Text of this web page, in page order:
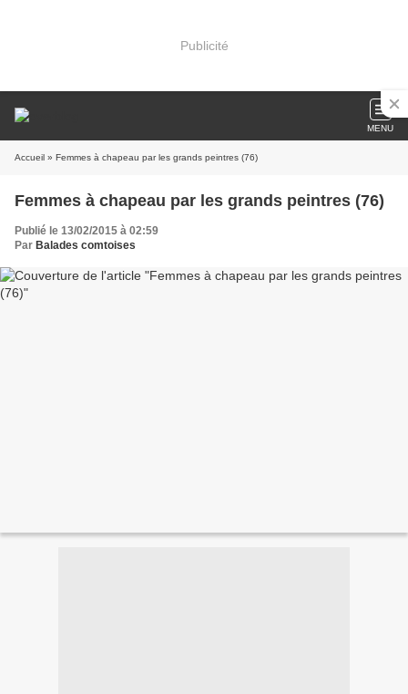
Publicité
MENU
Accueil » Femmes à chapeau par les grands peintres (76)
Femmes à chapeau par les grands peintres (76)
Publié le 13/02/2015 à 02:59
Par Balades comtoises